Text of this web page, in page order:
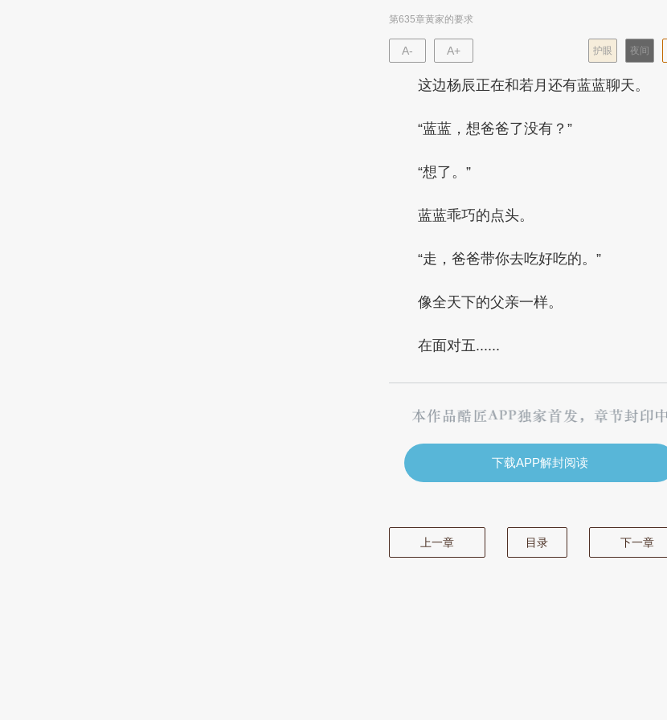
第635章黄家的要求
A- A+ 夜间
护眼
这边杨辰正在和若月还有蓝蓝聊天。
“蓝蓝，想爸爸了没有？”
“想了。”
蓝蓝乖巧的点头。
“走，爸爸带你去吃好吃的。”
像全天下的父亲一样。
在面对五......
下载APP解封阅读
上一章 目录 下一章